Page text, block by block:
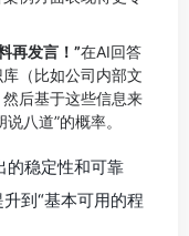
再发言！”在AI回答
（比如公司内部文
后基于这些信息来
八道”的概率。
的稳定性和可靠
到“基本可用的程